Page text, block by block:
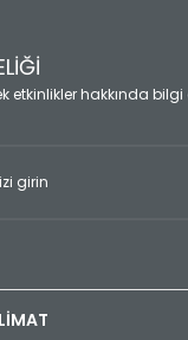
etkinlikler hakkında